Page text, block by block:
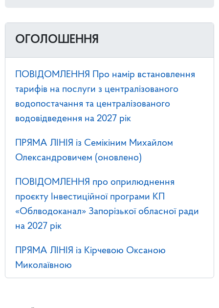
ОГОЛОШЕННЯ
ПОВІДОМЛЕННЯ Про намір встановлення
тарифів на послуги з централізованого
водопостачання та централізованого
водовідведення на 2027 рік
ПРЯМА ЛІНІЯ із Семікіним Михайлом
Олександровичем (оновлено)
ПОВІДОМЛЕННЯ про оприлюднення
проєкту Інвестиційної програми КП
«Облводоканал» Запорізької обласної ради
на 2027 рік
ПРЯМА ЛІНІЯ із Кірчевою Оксаною
Миколаївною